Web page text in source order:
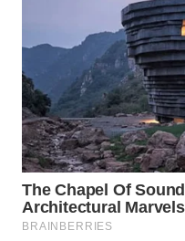
WN
CIREBON
WN
INDRAMAYU
WN
KUNINGAN